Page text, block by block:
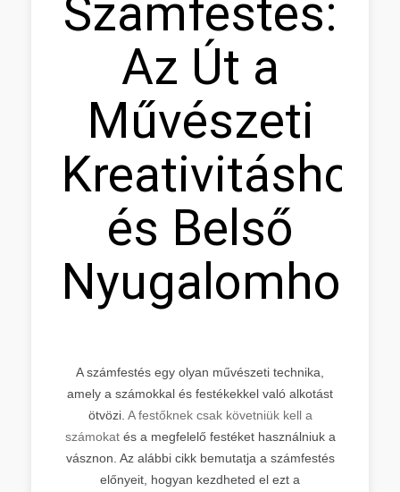
Számfestés:
Az Út a
Művészeti
Kreativitáshoz
és Belső
Nyugalomhoz
A számfestés egy olyan művészeti technika,
amely a számokkal és festékekkel való alkotást
ötvözi. A festőknek csak követniük kell a
számokatés a megfelelő festéket használniuk a
vásznon. Az alábbi cikk bemutatja a számfestés
előnyeit, hogyan kezdheted el ezt a